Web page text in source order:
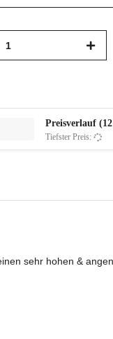
Preisverlauf
Tiefster Preis:
sehr hohen &